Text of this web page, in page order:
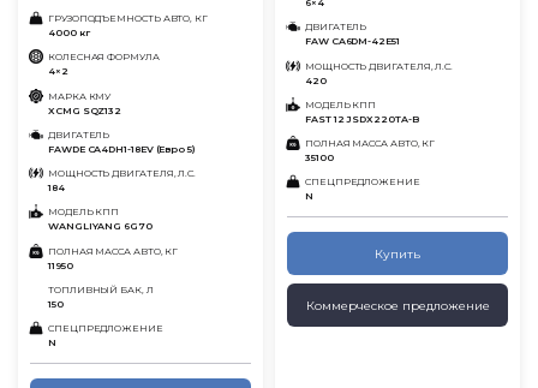
ГРУЗОПОДЪЕМНОСТЬ АВТО, КГ
4000 кг
КОЛЕСНАЯ ФОРМУЛА
4×2
МАРКА КМУ
XCMG SQZ132
ДВИГАТЕЛЬ
FAWDE CA4DH1-18EV (Евро 5)
МОЩНОСТЬ ДВИГАТЕЛЯ, Л.С.
184
МОДЕЛЬ КПП
WANGLIYANG 6G70
ПОЛНАЯ МАССА АВТО, КГ
11950
ТОПЛИВНЫЙ БАК, Л
150
СПЕЦПРЕДЛОЖЕНИЕ
N
6×4
ДВИГАТЕЛЬ
FAW CA6DM-42E51
МОЩНОСТЬ ДВИГАТЕЛЯ, Л.С.
420
МОДЕЛЬ КПП
FAST 12 JSDX220TA-B
ПОЛНАЯ МАССА АВТО, КГ
35100
СПЕЦПРЕДЛОЖЕНИЕ
N
Купить
Коммерческое предложение